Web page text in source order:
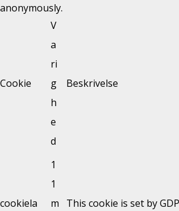
anonymously.
Cookie
V
a
ri
g
h
e
d
Beskrivelse
cookiela
1
1
m
This cookie is set by